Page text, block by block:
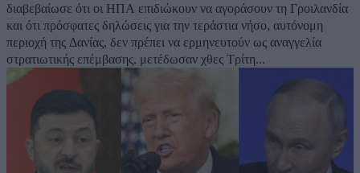
διαβεβαίωσε ότι οι ΗΠΑ επιδιώκουν να αγοράσουν τη Γροιλανδία
και ότι πρόσφατες δηλώσεις για την τεράστια νήσο, αυτόνομη
περιοχή της Δανίας, δεν πρέπει να ερμηνευτούν ως αναγγελία
στρατιωτικής επέμβασης, μετέδωσαν χθες Τρίτη...